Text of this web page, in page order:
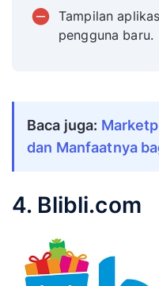
Tampilan
pengguna baru.
Baca juga:
dan Manfaatnya
4. Blibli.com